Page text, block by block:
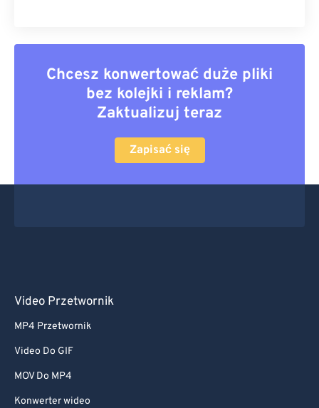
Chcesz konwertować duże pliki
bez kolejki i reklam?
Zaktualizuj teraz
Zapisać się
Video Przetwornik
MP4 Przetwornik
Video Do GIF
MOV Do MP4
Konwerter wideo